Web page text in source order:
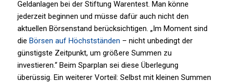
Geldanlagen bei der Stiftung Warentest. Man könne
jederzeit beginnen und müsse dafür auch nicht den
aktuellen Börsenstand berücksichtigen. „Im Moment sind
die Börsen auf Höchstständen – nicht unbedingt der
günstigste Zeitpunkt, um größere Summen zu
investieren.“ Beim Sparplan sei diese Überlegung
überüssig. Ein weiterer Vorteil: Selbst mit kleinen Summen